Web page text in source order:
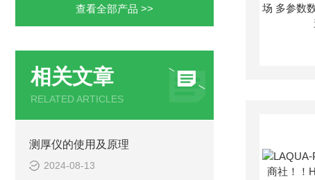
查看全部产品 >>
相关文章
RELATED ARTICLES
测厚仪的使用及原理
2024-08-13